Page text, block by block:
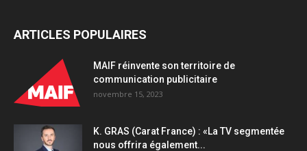
ARTICLES POPULAIRES
MAIF réinvente son territoire de
communication publicitaire
novembre 15, 2023
K. GRAS (Carat France) : «La TV segmentée
nous offrira également...